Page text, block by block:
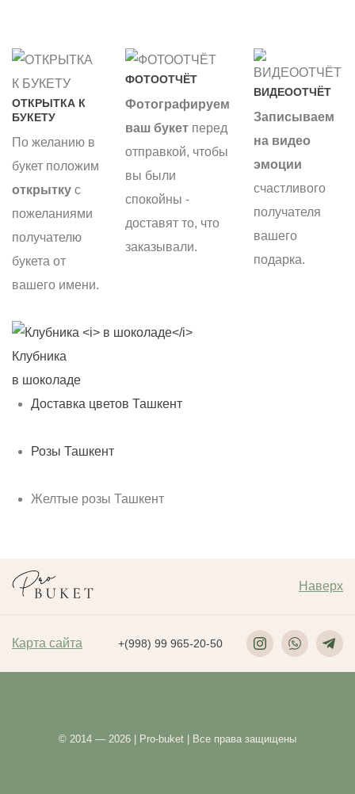
ОТКРЫТКА К
БУКЕТУ
По желанию в
букет положим
открытку с
пожеланиями
получателю
букета от
вашего имени.
ФОТООТЧЁТ
Фотографируем
ваш букет перед
отправкой, чтобы
вы были
спокойны -
доставят то, что
заказывали.
ВИДЕООТЧЁТ
Записываем
на видео
эмоции
счастливого
получателя
вашего
подарка.
Клубника
в шоколаде
Доставка цветов Ташкент
Розы Ташкент
Желтые розы Ташкент
Наверх
Карта сайта +(998) 99 965-20-50
© 2014 — 2026 | Pro-buket | Все права защищены